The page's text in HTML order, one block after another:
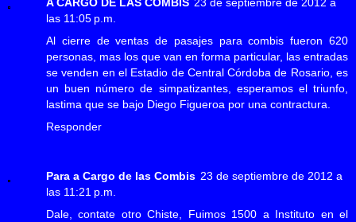
las 11:05 p.m.
Al cierre de ventas de pasajes para combis fueron 620
personas, mas los que van en forma particular, las entradas
se venden en el Estadio de Central Córdoba de Rosario, es
un buen número de simpatizantes, esperamos el triunfo,
lastima que se bajo Diego Figueroa por una contractura.
Responder
Para a Cargo de las Combis 23 de septiembre de 2012 a
las 11:21 p.m.
Dale, contate otro Chiste, Fuimos 1500 a Instituto en el